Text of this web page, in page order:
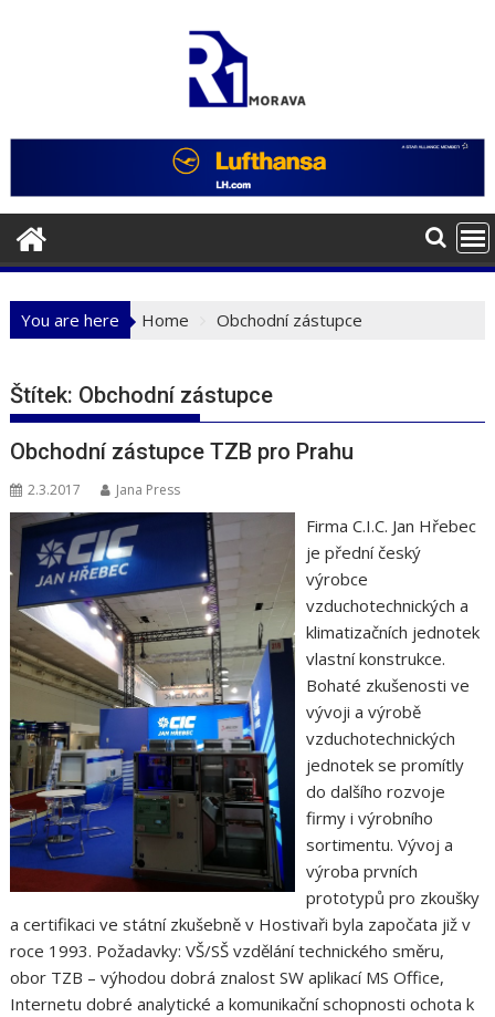
You are here Home Obchodní zástupce
Štítek: Obchodní zástupce
Obchodní zástupce TZB pro Prahu
2.3.2017 Jana Press
Firma C.I.C. Jan Hřebec
je přední český
výrobce
vzduchotechnických a
klimatizačních jednotek
vlastní konstrukce.
Bohaté zkušenosti ve
vývoji a výrobě
vzduchotechnických
jednotek se promítly
do dalšího rozvoje
firmy i výrobního
sortimentu. Vývoj a
výroba prvních
prototypů pro zkoušky
a certifikaci ve státní zkušebně v Hostivaři byla započata již v
roce 1993. Požadavky: VŠ/SŠ vzdělání technického směru,
obor TZB – výhodou dobrá znalost SW aplikací MS Office,
Internetu dobré analytické a komunikační schopnosti ochota k